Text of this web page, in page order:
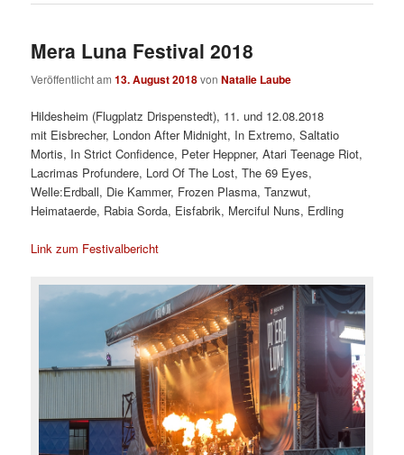
Mera Luna Festival 2018
Veröffentlicht am13. August 2018vonNatalie Laube
Hildesheim (Flugplatz Drispenstedt), 11. und 12.08.2018
mit Eisbrecher, London After Midnight, In Extremo, Saltatio
Mortis, In Strict Confidence, Peter Heppner, Atari Teenage Riot,
Lacrimas Profundere, Lord Of The Lost, The 69 Eyes,
Welle:Erdball, Die Kammer, Frozen Plasma, Tanzwut,
Heimataerde, Rabia Sorda, Eisfabrik, Merciful Nuns, Erdling
Link zum Festivalbericht